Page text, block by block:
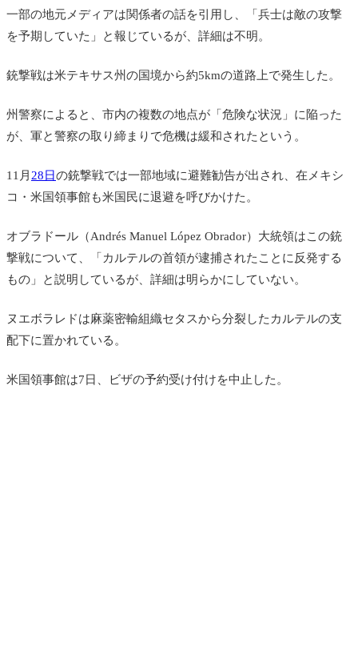
一部の地元メディアは関係者の話を引用し、「兵士は敵の攻撃
を予期していた」と報じているが、詳細は不明。
銃撃戦は米テキサス州の国境から約5kmの道路上で発生した。
州警察によると、市内の複数の地点が「危険な状況」に陥った
が、軍と警察の取り締まりで危機は緩和されたという。
11月 28日の銃撃戦では一部地域に避難勧告が出され、 在メキシ
コ・米国領事館も米国民に退避を呼びかけた。
オブラドール（Andrés Manuel López Obrador）大統領はこの銃
撃戦について、「カルテルの首領が逮捕されたことに反発する
もの」と説明しているが、詳細は明らかにしていない。
ヌエボラレドは麻薬密輸組織セタスから分裂したカルテルの支
配下に置かれている。
米国領事館は7日、ビザの予約受け付けを中止した。